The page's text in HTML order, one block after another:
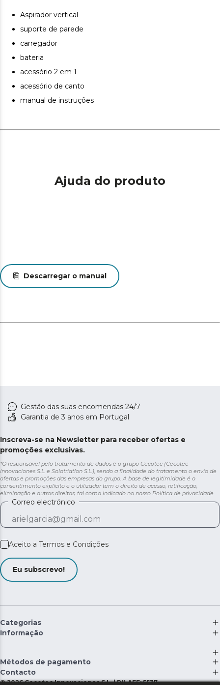
Aspirador vertical
suporte de parede
carregador
bateria
acessório 2 em 1
acessório de canto
manual de instruções
Ajuda do produto
Descarregar o manual
Gestão das suas encomendas 24/7
Garantia de 3 anos em Portugal
Inscreva-se na Newsletter para receber ofertas e
promoções exclusivas.
*O responsável pelo tratamento de dados é o grupo Cecotec (Cecotec
Innovaciones S.L. e Solotriatlon S.L.), sendo a finalidade do tratamento o envio de
ofertas e promoções das empresas do grupo. A base de legitimidade é o
consentimento explícito e o utilizador tem o direito de acesso, retificação,
eliminação e outros direitos, tal como indicado no nosso Política de privacidade
Correo electrónico
Aceito a Termos e Condições
Eu subscrevo!
Categorias
Informação
Métodos de pagamento
Contacto
©2026 Cecotec Innovaciones S.L. | RII-AEE: 5537